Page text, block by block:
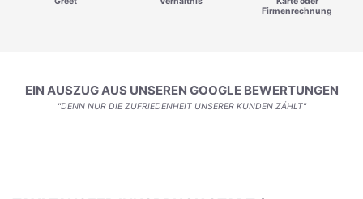
Firmenrechnung
EIN AUSZUG AUS UNSEREN GOOGLE BEWERTUNGEN
"DENN NUR DIE ZUFRIEDENHEIT UNSERER KUNDEN ZÄHLT"